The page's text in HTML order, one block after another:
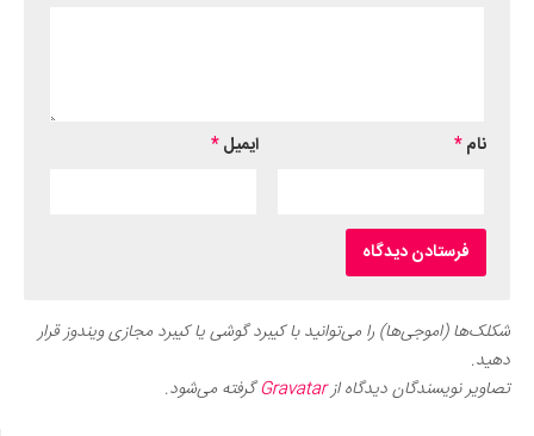
نام* ایمیل*
شکلک‌ها (اموجی‌ها) را می‌توانید با کیبرد گوشی یا کیبرد مجازی ویندوز قرار
دهید.
تصاویر نویسندگان دیدگاه ازGravatarگرفته می‌شود.